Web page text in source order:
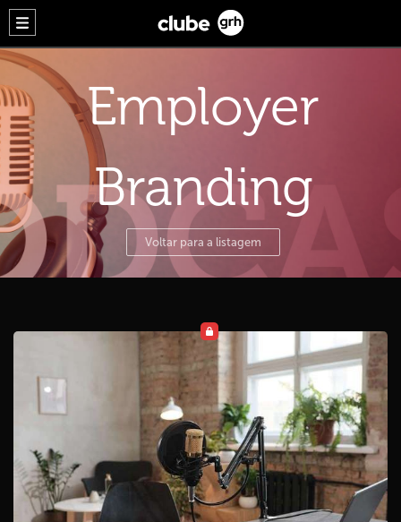
Employer
Branding
Voltar para a listagem